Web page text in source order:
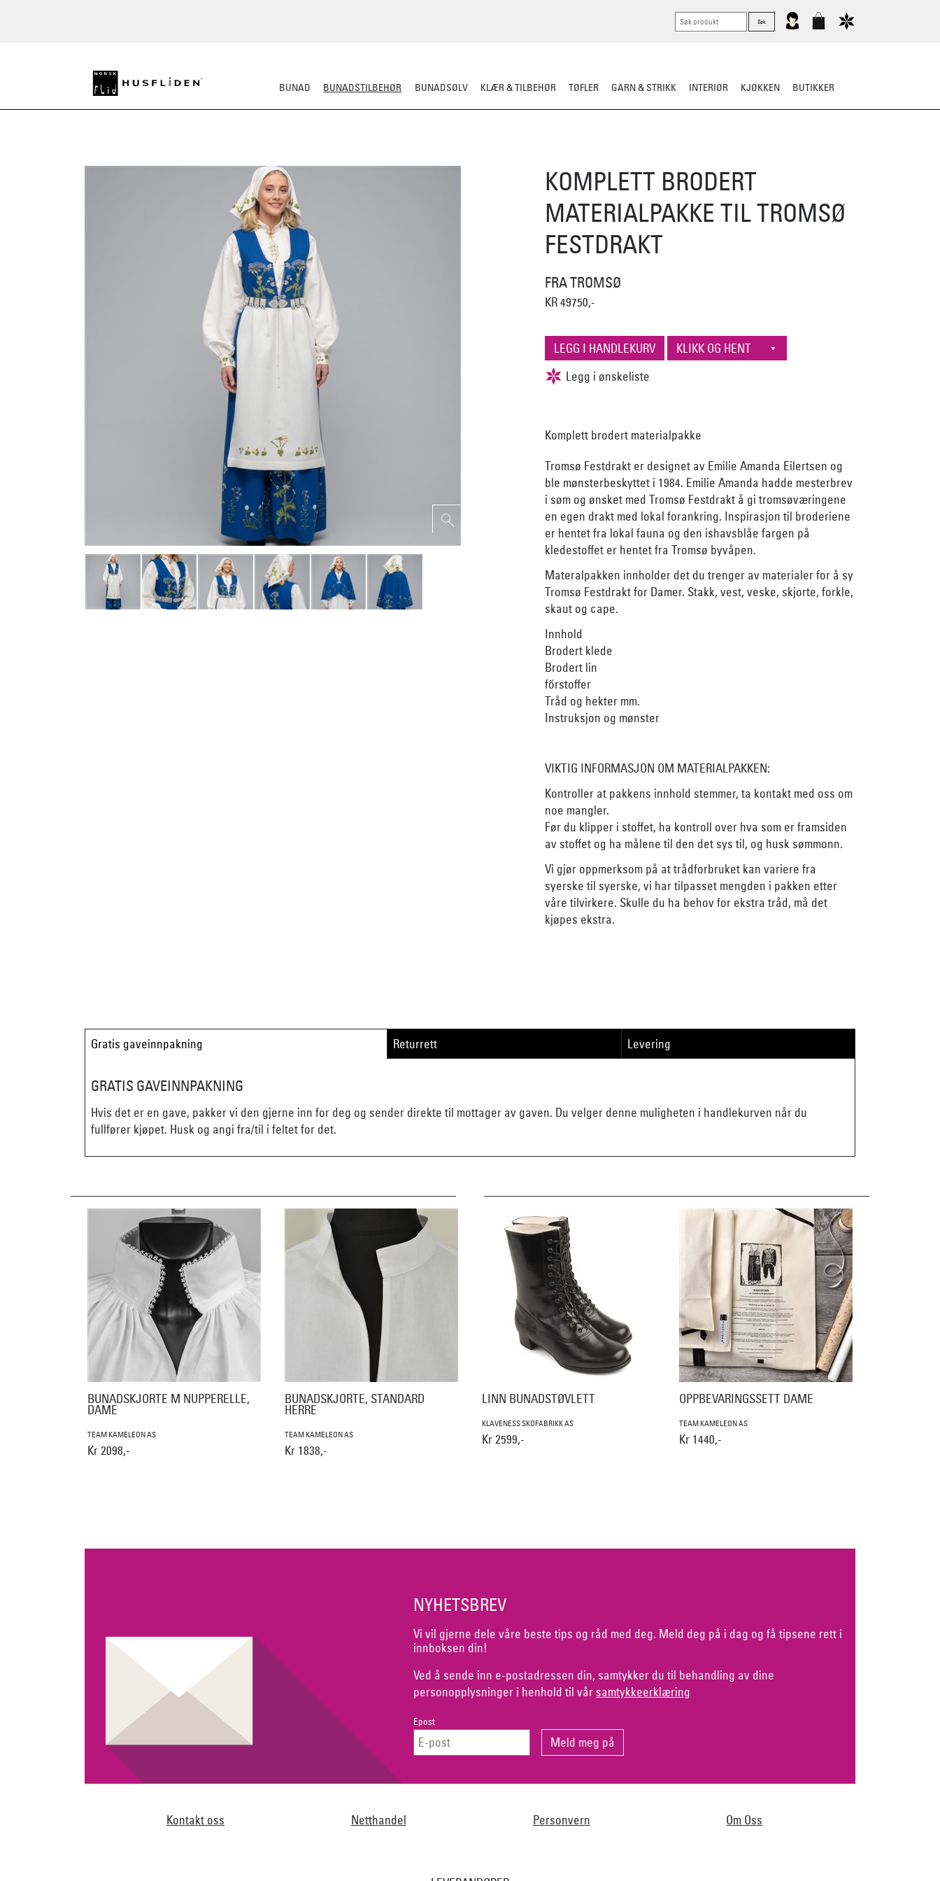
BUNAD BUNADSTILBEHØR BUNADSØLV KLÆR & TILBEHØR TØFLER GARN & STRIKK INTERIØR KJØKKEN BUTIKKER
KOMPLETT BRODERT
MATERIALPAKKE TIL TROMSØ
FESTDRAKT
FRA TROMSØ
KR 49750,-
Komplett brodert materialpakke
Tromsø Festdrakt er designet av Emilie Amanda Eilertsen og
ble mønsterbeskyttet i 1984. Emilie Amanda hadde mesterbrev
i søm og ønsket med Tromsø Festdrakt å gi tromsøværingene
en egen drakt med lokal forankring. Inspirasjon til broderiene
er hentet fra lokal fauna og den ishavsblåe fargen på
kledestoffet er hentet fra Tromsø byvåpen.
Materalpakken innholder det du trenger av materialer for å sy
Tromsø Festdrakt for Damer. Stakk, vest, veske, skjorte, forkle,
skaut og cape.
Innhold
Brodert klede
Brodert lin
fõrstoffer
Tråd og hekter mm.
Instruksjon og mønster
VIKTIG INFORMASJON OM MATERIALPAKKEN:
Kontroller at pakkens innhold stemmer, ta kontakt med oss om
noe mangler.
Før du klipper i stoffet, ha kontroll over hva som er framsiden
av stoffet og ha målene til den det sys til, og husk sømmonn.
Vi gjør oppmerksom på at trådforbruket kan variere fra
syerske til syerske, vi har tilpasset mengden i pakken etter
våre tilvirkere. Skulle du ha behov for ekstra tråd, må det
kjøpes ekstra.
Gratis gaveinnpakning Returrett Levering
GRATIS GAVEINNPAKNING
Hvis det er en gave, pakker vi den gjerne inn for deg og sender direkte til mottager av gaven. Du velger denne muligheten i handlekurven når du
fullfører kjøpet. Husk og angi fra/til i feltet for det.
BUNADSKJORTE M NUPPERELLE,
DAME
TEAM KAMELEON AS
Kr 2098,-
BUNADSKJORTE, STANDARD
HERRE
TEAM KAMELEON AS
Kr 1838,-
LINN BUNADSTØVLETT
KLAVENESS SKOFABRIKK AS
Kr 2599,-
OPPBEVARINGSSETT DAME
TEAM KAMELEON AS
Kr 1440,-
NYHETSBREV
Vi vil gjerne dele våre beste tips og råd med deg. Meld deg på i dag og få tipsene rett i
innboksen din!
Ved å sende inn e-postadressen din, samtykker du til behandling av dine
personopplysninger i henhold til vår samtykkeerklæring
Epost
Kontakt oss Netthandel Personvern Om Oss